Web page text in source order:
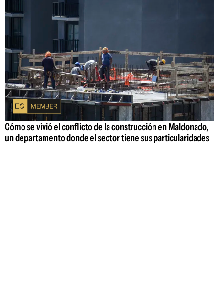
Cómo se vivió el conflicto de la construcción en Maldonado,
un departamento donde el sector tiene sus particularidades